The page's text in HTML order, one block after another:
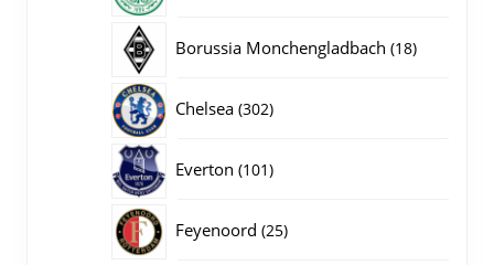
Borussia Monchengladbach 1818
Chelsea 302302
Everton 101101
Feyenoord 2525